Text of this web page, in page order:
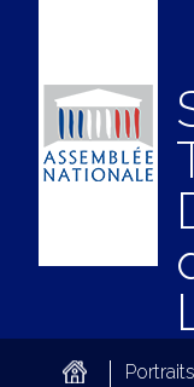
Portraits